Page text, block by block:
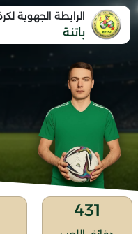
الرابطة الجهوية
باتنة
431